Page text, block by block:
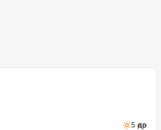
5 өдөр